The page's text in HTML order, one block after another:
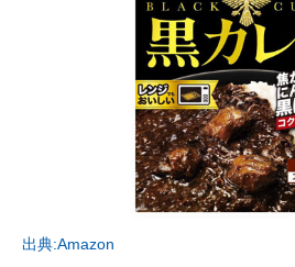
出典:Amazon